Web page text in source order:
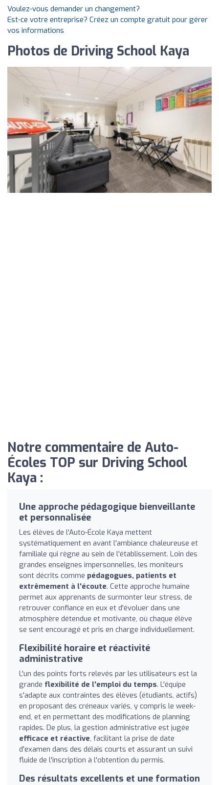
Voulez-vous demander un changement?
Est-ce votre entreprise? Créez un compte gratuit pour gérer
vos informations
Photos de Driving School Kaya
Notre commentaire de Auto-
Écoles TOP sur Driving School
Kaya :
Une approche pédagogique bienveillante
et personnalisée
Les élèves de l'Auto-École Kaya mettent
systématiquement en avant l'ambiance chaleureuse et
familiale qui règne au sein de l'établissement. Loin des
grandes enseignes impersonnelles, les moniteurs
sont décrits comme pédagogues, patients et
extrêmement à l'écoute. Cette approche humaine
permet aux apprenants de surmonter leur stress, de
retrouver confiance en eux et d'évoluer dans une
atmosphère détendue et motivante, où chaque élève
se sent encouragé et pris en charge individuellement.
Flexibilité horaire et réactivité
administrative
L'un des points forts relevés par les utilisateurs est la
grande flexibilité de l'emploi du temps. L'équipe
s'adapte aux contraintes des élèves (étudiants, actifs)
en proposant des créneaux variés, y compris le week-
end, et en permettant des modifications de planning
rapides. De plus, la gestion administrative est jugée
efficace et réactive, facilitant la prise de date
d'examen dans des délais courts et assurant un suivi
fluide de l'inscription à l'obtention du permis.
Des résultats excellents et une formation